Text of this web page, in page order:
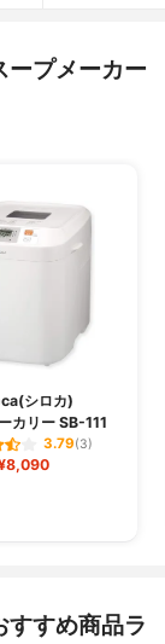
ープメーカー
シロカ)
カリー SB-111
3.79(3)
すすめ商品ラ